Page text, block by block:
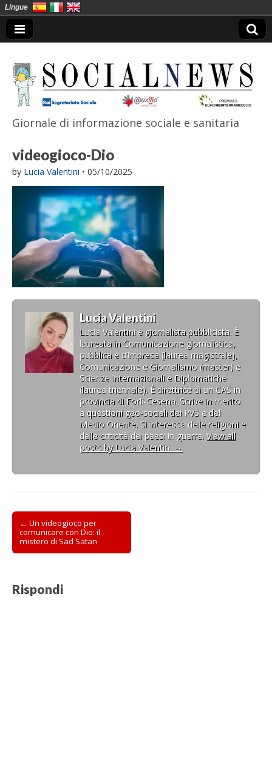
SocialNews
Giornale di informazione sociale e sanitaria
videogioco-Dio
by Lucia Valentini • 05/10/2025
Lucia Valentini
Lucia Valentini è giornalista pubblicista. È
laureata in Comunicazione giornalistica,
pubblica e d’impresa (laurea magistrale),
Comunicazione e Giornalismo (master) e
Scienze Internazionali e Diplomatiche
(laurea triennale). È direttrice di un CAS in
provincia di Forlì-Cesena. Scrive in merito
a questioni geo-sociali dei PVS e del
Medio Oriente. Si interessa delle religioni e
delle criticità dei paesi in guerra. View all
posts by Lucia Valentini →
Post
navigation
← Un videogioco per
comunicare con Dio: il
mistero di Sad Satan
Rispondi
Lingue